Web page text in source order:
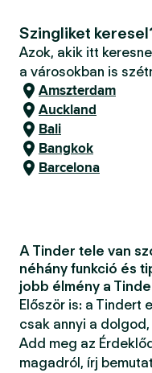
Szingliket
Azok, akik itt
a városokban is
Amszterdam
Auckland
Bali
Bangkok
Barcelona
A Tinder tele van
néhány funkció és
jobb élmény a
Először is: a Tindert
csak annyi a
Add meg az
magadról, írj